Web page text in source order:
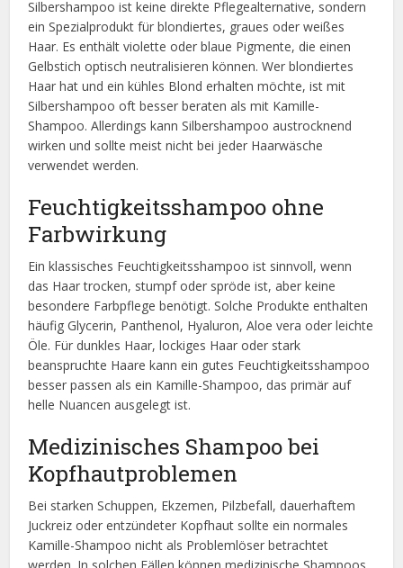
Silbershampoo ist keine direkte Pflegealternative, sondern
ein Spezialprodukt für blondiertes, graues oder weißes
Haar. Es enthält violette oder blaue Pigmente, die einen
Gelbstich optisch neutralisieren können. Wer blondiertes
Haar hat und ein kühles Blond erhalten möchte, ist mit
Silbershampoo oft besser beraten als mit Kamille-
Shampoo. Allerdings kann Silbershampoo austrocknend
wirken und sollte meist nicht bei jeder Haarwäsche
verwendet werden.
Feuchtigkeitsshampoo ohne
Farbwirkung
Ein klassisches Feuchtigkeitsshampoo ist sinnvoll, wenn
das Haar trocken, stumpf oder spröde ist, aber keine
besondere Farbpflege benötigt. Solche Produkte enthalten
häufig Glycerin, Panthenol, Hyaluron, Aloe vera oder leichte
Öle. Für dunkles Haar, lockiges Haar oder stark
beanspruchte Haare kann ein gutes Feuchtigkeitsshampoo
besser passen als ein Kamille-Shampoo, das primär auf
helle Nuancen ausgelegt ist.
Medizinisches Shampoo bei
Kopfhautproblemen
Bei starken Schuppen, Ekzemen, Pilzbefall, dauerhaftem
Juckreiz oder entzündeter Kopfhaut sollte ein normales
Kamille-Shampoo nicht als Problemlöser betrachtet